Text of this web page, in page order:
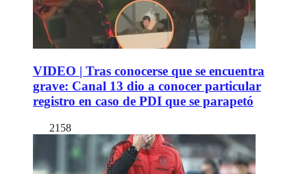
VIDEO | Tras conocerse que se encuentra
grave: Canal 13 dio a conocer particular
registro en caso de PDI que se parapetó
2158